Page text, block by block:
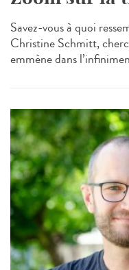
Savez-vous à quoi
Christine Schmitt,
emmène dans